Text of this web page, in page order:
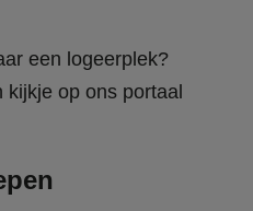
een logeerplek?
op ons portaal